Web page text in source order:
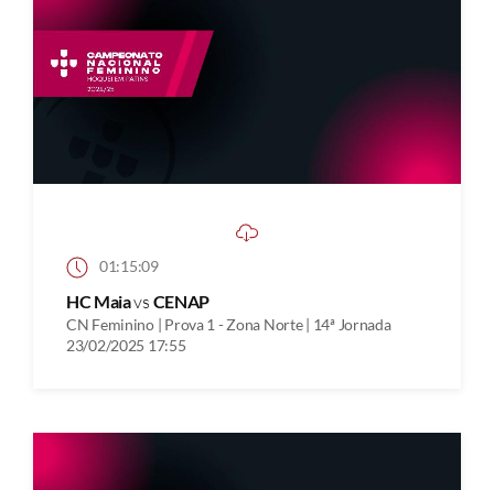
01:15:09
HC Maiavs CENAP
CN Feminino | Prova 1 - Zona Norte | 14ª Jornada
23/02/2025 17:55